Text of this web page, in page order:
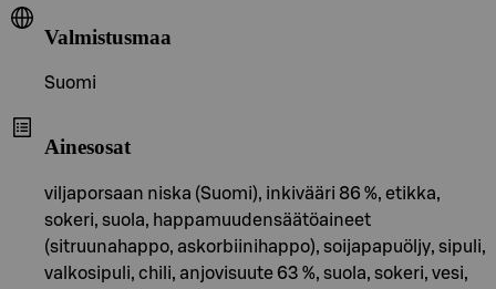
Valmistusmaa
Suomi
Ainesosat
viljaporsaan niska (Suomi), inkivääri 86 %, etikka,
sokeri, suola, happamuudensäätöaineet
(sitruunahappo, askorbiinihappo), soijapapuöljy, sipuli,
valkosipuli, chili, anjovisuute 63 %, suola, sokeri, vesi,